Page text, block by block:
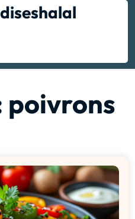
poivrons